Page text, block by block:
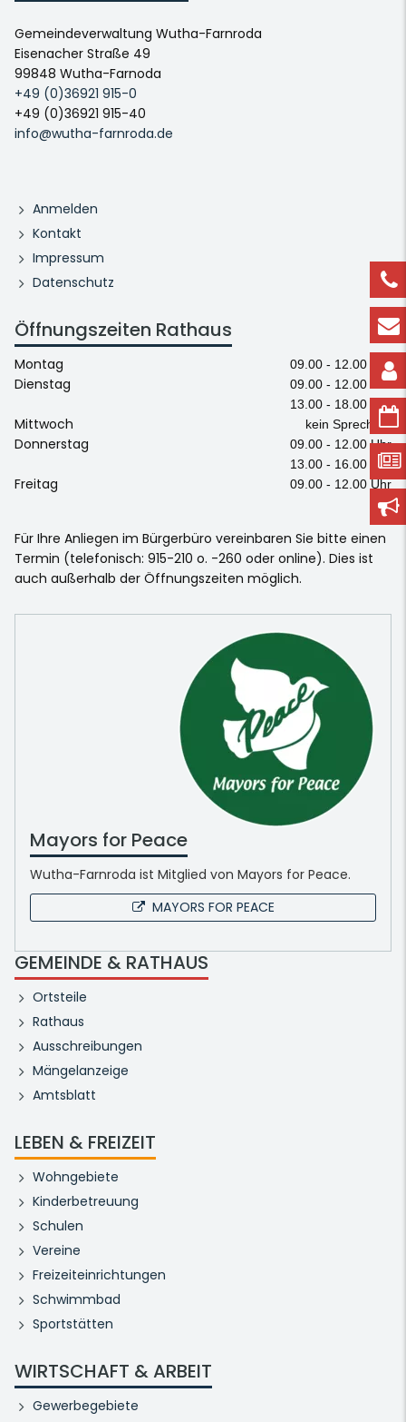
Gemeindeverwaltung Wutha-Farnroda
Eisenacher Straße 49
99848 Wutha-Farnoda
+49 (0)36921 915-0
+49 (0)36921 915-40
info@wutha-farnroda.de
Anmelden
Kontakt
Impressum
Datenschutz
Öffnungszeiten Rathaus
Montag 09.00 - 12.00 Uhr
Dienstag
09.00 - 12.00 Uhr
13.00 - 18.00 Uhr
Mittwoch kein Sprechtag
Donnerstag
09.00 - 12.00 Uhr
13.00 - 16.00 Uhr
Freitag 09.00 - 12.00 Uhr
Für Ihre Anliegen im Bürgerbüro vereinbaren Sie bitte einen
Termin (telefonisch: 915-210 o. -260 oder online). Dies ist
auch außerhalb der Öffnungszeiten möglich.
Mayors for Peace
Wutha-Farnroda ist Mitglied von Mayors for Peace.
MAYORS FOR PEACE
GEMEINDE & RATHAUS
Ortsteile
Rathaus
Ausschreibungen
Mängelanzeige
Amtsblatt
LEBEN & FREIZEIT
Wohngebiete
Kinderbetreuung
Schulen
Vereine
Freizeiteinrichtungen
Schwimmbad
Sportstätten
WIRTSCHAFT & ARBEIT
Gewerbegebiete